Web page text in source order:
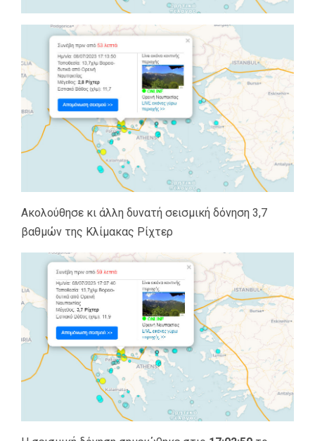
Ακολούθησε κι άλλη δυνατή σεισμική δόνηση 3,7
βαθμών της Κλίμακας Ρίχτερ